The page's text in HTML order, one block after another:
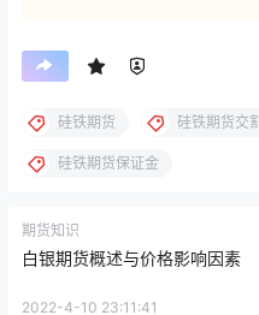
硅铁期货 硅铁期货交
硅铁期货保证金
期货知识
白银期货概述与价格影响因素
2022-4-10 23:11:41